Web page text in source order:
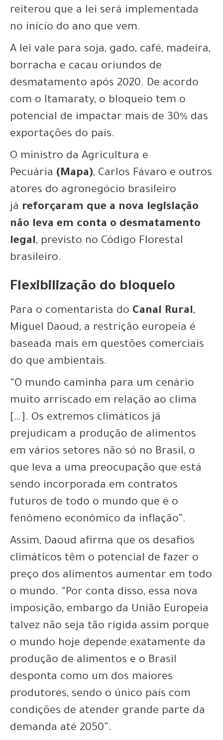
reiterou que a lei será implementada
no início do ano que vem.
A lei vale para soja, gado, café, madeira,
borracha e cacau oriundos de
desmatamento após 2020. De acordo
com o Itamaraty, o bloqueio tem o
potencial de impactar mais de 30% das
exportações do país.
O ministro da Agricultura e
Pecuária (Mapa), Carlos Fávaro e outros
atores do agronegócio brasileiro
já reforçaram que a nova legislação
não leva em conta o desmatamento
legal, previsto no Código Florestal
brasileiro.
Flexibilização do bloqueio
Para o comentarista do Canal Rural,
Miguel Daoud, a restrição europeia é
baseada mais em questões comerciais
do que ambientais.
“O mundo caminha para um cenário
muito arriscado em relação ao clima
[…]. Os extremos climáticos já
prejudicam a produção de alimentos
em vários setores não só no Brasil, o
que leva a uma preocupação que está
sendo incorporada em contratos
futuros de todo o mundo que é o
fenômeno econômico da inflação”.
Assim, Daoud afirma que os desafios
climáticos têm o potencial de fazer o
preço dos alimentos aumentar em todo
o mundo. “Por conta disso, essa nova
imposição, embargo da União Europeia
talvez não seja tão rígida assim porque
o mundo hoje depende exatamente da
produção de alimentos e o Brasil
desponta como um dos maiores
produtores, sendo o único país com
condições de atender grande parte da
demanda até 2050”.